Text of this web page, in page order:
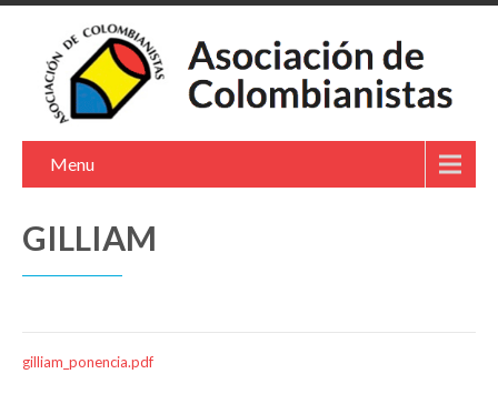
Menu
GILLIAM
gilliam_ponencia.pdf